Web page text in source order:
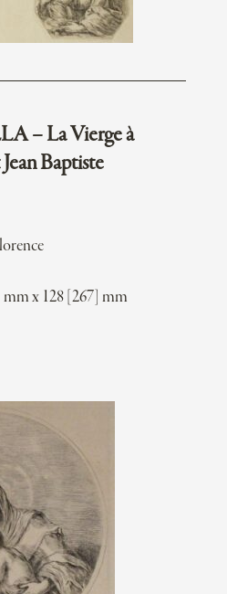
– La Vierge à
Baptiste
x 128 [267] mm